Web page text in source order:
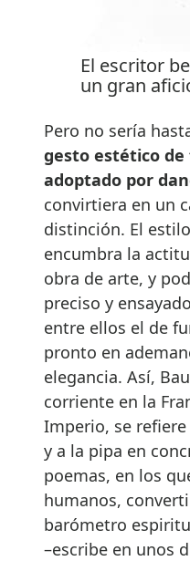
El escritor
un gran
Pero no sería
gesto estético
adoptado por
convirtiera en un
distinción. El
encumbra la
obra de arte, y
preciso y
entre ellos el de
pronto en
elegancia. Así,
corriente en la
Imperio, se
y a la pipa en
poemas, en los
humanos,
barómetro
–escribe en unos